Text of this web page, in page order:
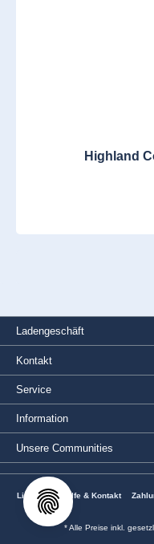
Highland
Ladengeschäft
Service
Information
Kontakt
Unsere Communities
Lieferung Hilfe & Kontakt
* Alle Preise inkl.